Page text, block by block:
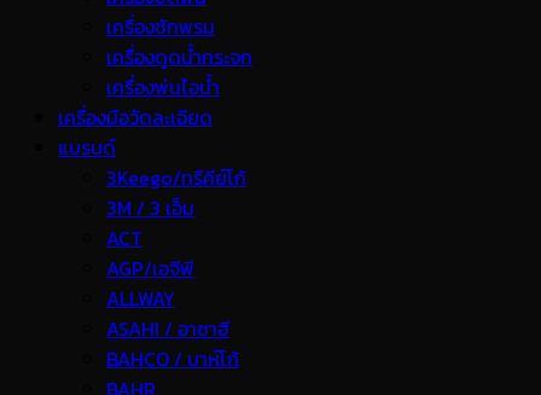
เครื่องซักพรม
เครื่องดูดน้ำกระจก
เครื่องพ่นไอน้ำ
เครื่องมือวัดละเอียด
แบรนด์
3Keego/ทรีคีย์โก้
3M / 3 เอ็ม
ACT
AGP/เอจีพี
ALLWAY
ASAHI / อาซาฮี
BAHCO / บาห์โก้
BAHR